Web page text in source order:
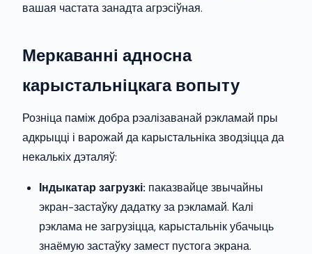
вашая частата занадта агрэсіўная.
Меркаванні адносна
карыстальніцкага вопыту
Розніца паміж добра рэалізаванай рэкламай пры
адкрыцці і варожай да карыстальніка зводзіцца да
некалькіх дэталяў:
Індыкатар загрузкі: паказвайце звычайны
экран-застаўку дадатку за рэкламай. Калі
рэклама не загрузіцца, карыстальнік убачыць
знаёмую застаўку замест пустога экрана.